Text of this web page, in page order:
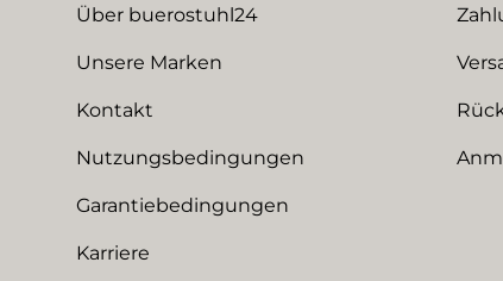
Über buerostuhl24
Unsere Marken
Kontakt
Nutzungsbedingungen
Garantiebedingungen
Karriere